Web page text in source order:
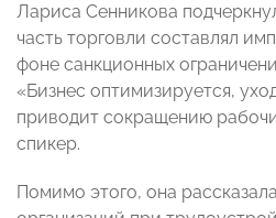
Лариса Сенникова
часть торговли составлял
фоне санкционных
«Бизнес оптимизируется,
приводит сокращению
спикер.
Помимо этого, она